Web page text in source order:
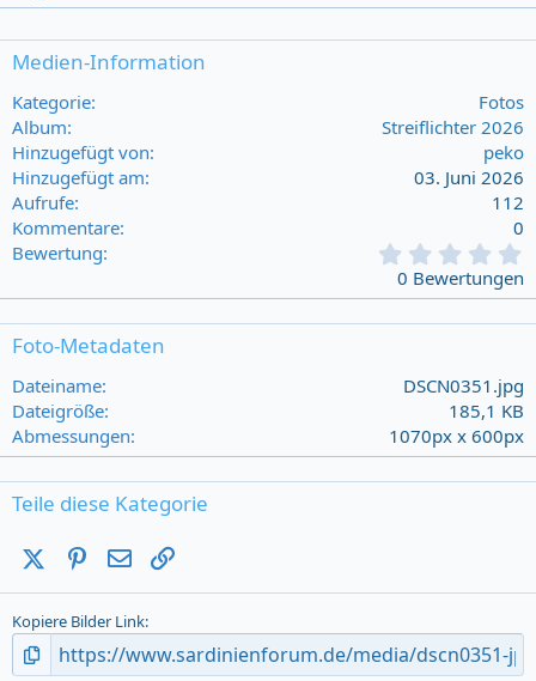
Medien-Information
Kategorie
Fotos
Album
Streiflichter 2026
Hinzugefügt von
peko
Hinzugefügt am
03. Juni 2026
Aufrufe
112
Kommentare
0
Bewertung
0
0
s
0 Bewertungen
Foto-Metadaten
Dateiname
DSCN0351.jpg
Dateigröße
185,1 KB
Abmessungen
1070px x 600px
Teile diese Kategorie
X (Twitter)Pinterest
E-Mail
Kopiere Bilder Link